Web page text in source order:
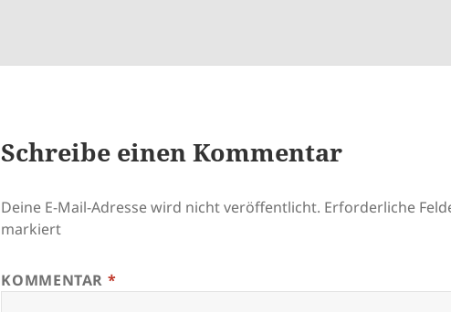
Schreibe einen Kommentar
Deine E-Mail-Adresse wird nicht veröffentlicht. Erforderliche
markiert
KOMMENTAR *